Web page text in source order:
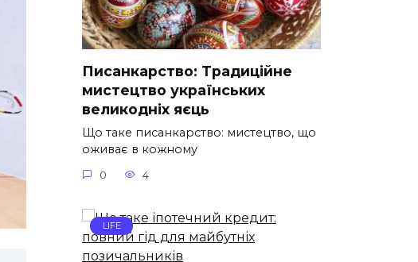
Писанкарство: Традиційне
мистецтво українських
великодніх яєць
Що таке писанкарство: мистецтво, що
оживає в кожному
0 4
LIFE